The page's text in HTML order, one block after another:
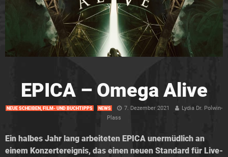
EPICA – Omega Alive
NEUE SCHEIBEN, FILM- UND BUCHTIPPS NEWS 7. Dezember 2021
Lydia Dr. Polwin-
Plass
Ein halbes Jahr lang arbeiteten EPICA unermüdlich an
einem Konzertereignis, das einen neuen Standard für Live-